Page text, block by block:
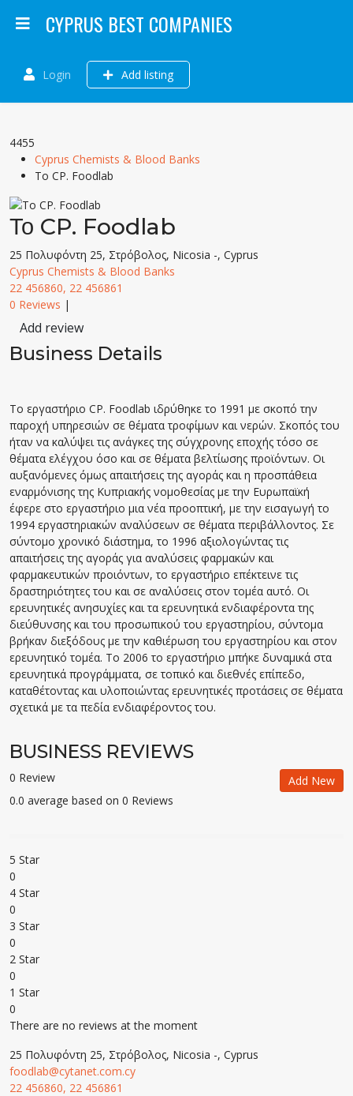
CYPRUS BEST COMPANIES
Login Add listing
4455
Cyprus Chemists & Blood Banks
Το CP. Foodlab
Το CP. Foodlab
25 Πολυφόντη 25, Στρόβολος, Nicosia -, Cyprus
Cyprus Chemists & Blood Banks
22 456860, 22 456861
0 Reviews |
Add review
Business Details
Το εργαστήριο CP. Foodlab ιδρύθηκε το 1991 με σκοπό την
παροχή υπηρεσιών σε θέματα τροφίμων και νερών. Σκοπός του
ήταν να καλύψει τις ανάγκες της σύγχρονης εποχής τόσο σε
θέματα ελέγχου όσο και σε θέματα βελτίωσης προϊόντων. Οι
αυξανόμενες όμως απαιτήσεις της αγοράς και η προσπάθεια
εναρμόνισης της Κυπριακής νομοθεσίας με την Ευρωπαϊκή
έφερε στο εργαστήριο μια νέα προοπτική, με την εισαγωγή το
1994 εργαστηριακών αναλύσεων σε θέματα περιβάλλοντος. Σε
σύντομο χρονικό διάστημα, το 1996 αξιολογώντας τις
απαιτήσεις της αγοράς για αναλύσεις φαρμακών και
φαρμακευτικών προιόντων, το εργαστήριο επέκτεινε τις
δραστηριότητες του και σε αναλύσεις στον τομέα αυτό. Οι
ερευνητικές ανησυχίες και τα ερευνητικά ενδιαφέροντα της
διεύθυνσης και του προσωπικού του εργαστηρίου, σύντομα
βρήκαν διεξόδους με την καθιέρωση του εργαστηρίου και στον
ερευνητικό τομέα. Το 2006 το εργαστήριο μπήκε δυναμικά στα
ερευνητικά προγράμματα, σε τοπικό και διεθνές επίπεδο,
καταθέτοντας και υλοποιώντας ερευνητικές προτάσεις σε θέματα
σχετικά με τα πεδία ενδιαφέροντος του.
BUSINESS REVIEWS
0 Review
0.0 average based on 0 Reviews
Add New
5 Star
0
4 Star
0
3 Star
0
2 Star
0
1 Star
0
There are no reviews at the moment
25 Πολυφόντη 25, Στρόβολος, Nicosia -, Cyprus
foodlab@cytanet.com.cy
22 456860, 22 456861